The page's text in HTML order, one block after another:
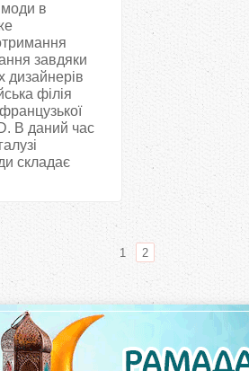
моди в
завдяки
дизайнерів
філія
В даний час
складає
1 2